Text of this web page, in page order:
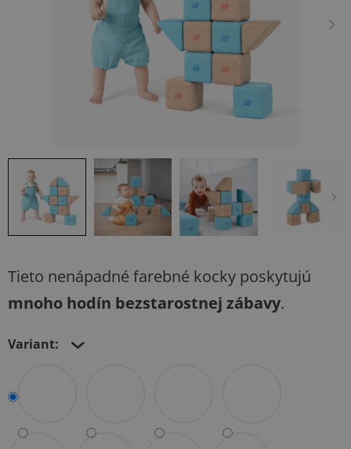
Tieto nenápadné farebné kocky poskytujú
mnoho hodín bezstarostnej zábavy.
Variant: